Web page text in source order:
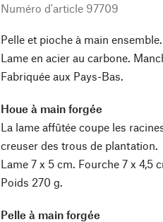
Numéro d'article 97709
Pelle et pioche à main ensemble.
Lame en acier au carbone.
Fabriquée aux Pays-Bas.
Houe à main forgée
La lame affûtée coupe les
creuser des trous de plantation.
Lame 7 x 5 cm. Fourche 7 x 4,5
Poids 270 g.
Pelle à main forgée